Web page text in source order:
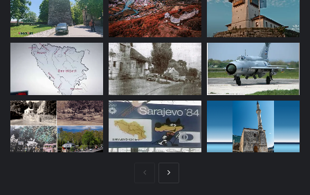
PrethodnaNaredna